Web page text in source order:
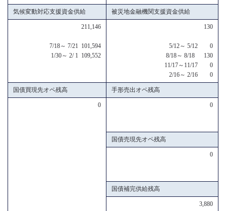
気候変動対応支援資金供給 被災地金融機関支援資金供給
211,146
7/18～ 7/21 101,594
1/30～ 2/ 1 109,552
130
5/12～ 5/12 0
8/18～ 8/18 130
11/17～11/17 0
2/16～ 2/16 0
国債買現先オペ残高 手形売出オペ残高
0 0
国債売現先オペ残高
0
国債補完供給残高
3,880